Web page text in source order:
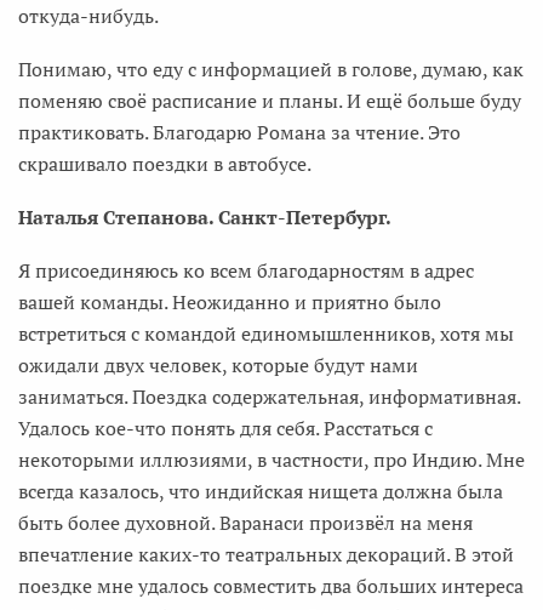
откуда-нибудь.
Понимаю, что еду с информацией в голове, думаю, как
поменяю своё расписание и планы. И ещё больше буду
практиковать. Благодарю Романа за чтение. Это
скрашивало поездки в автобусе.
Наталья Степанова. Санкт-Петербург.
Я присоединяюсь ко всем благодарностям в адрес
вашей команды. Неожиданно и приятно было
встретиться с командой единомышленников, хотя мы
ожидали двух человек, которые будут нами
заниматься. Поездка содержательная, информативная.
Удалось кое-что понять для себя. Расстаться с
некоторыми иллюзиями, в частности, про Индию. Мне
всегда казалось, что индийская нищета должна была
быть более духовной. Варанаси произвёл на меня
впечатление каких-то театральных декораций. В этой
поездке мне удалось совместить два больших интереса